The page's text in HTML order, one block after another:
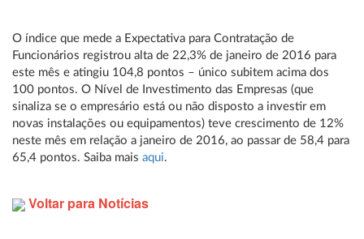
O índice que mede a Expectativa para Contratação de
Funcionários registrou alta de 22,3% de janeiro de 2016 para
este mês e atingiu 104,8 pontos – único subitem acima dos
100 pontos. O Nível de Investimento das Empresas (que
sinaliza se o empresário está ou não disposto a investir em
novas instalações ou equipamentos) teve crescimento de 12%
neste mês em relação a janeiro de 2016, ao passar de 58,4 para
65,4 pontos. Saiba mais aqui.
Voltar para Notícias